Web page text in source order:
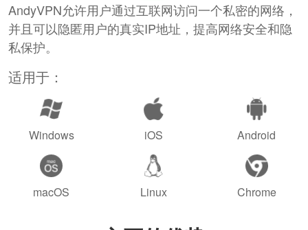
AndyVPN允许用户通过互联网访问一个私密的网络，
并且可以隐匿用户的真实IP地址，提高网络安全和隐
私保护。
适用于：
Windows iOS Android
macOS Linux Chrome